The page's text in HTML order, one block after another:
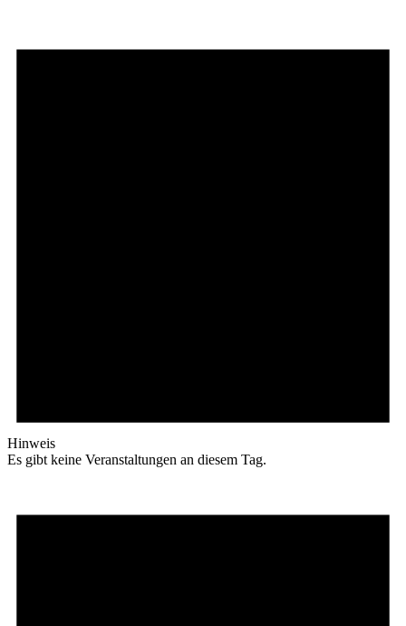
Hinweis
Es gibt keine Veranstaltungen an diesem Tag.